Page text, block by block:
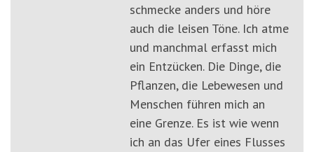
schmecke anders und höre
auch die leisen Töne. Ich atme
und manchmal erfasst mich
ein Entzücken. Die Dinge, die
Pflanzen, die Lebewesen und
Menschen führen mich an
eine Grenze. Es ist wie wenn
ich an das Ufer eines Flusses